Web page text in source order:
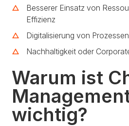
Besserer Einsatz von
Effizienz
Digitalisierung von Prozessen
Nachhaltigkeit oder
Warum ist
wichtig?